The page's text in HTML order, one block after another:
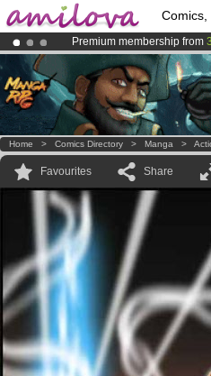
Comics,
Premium membership from
AmilovaKickstarter is now
Already 100000members
Home > Comics Directory > Manga >
Favourites Share